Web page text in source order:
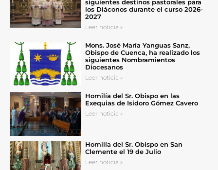
siguientes destinos pastorales para
los Diáconos durante el curso 2026-
2027
Leer noticia »
Mons. José María Yanguas Sanz,
Obispo de Cuenca, ha realizado los
siguientes Nombramientos
Diocesanos
Leer noticia »
Homilía del Sr. Obispo en las
Exequias de Isidoro Gómez Cavero
Leer noticia »
Homilía del Sr. Obispo en San
Clemente el 19 de Julio
Leer noticia »